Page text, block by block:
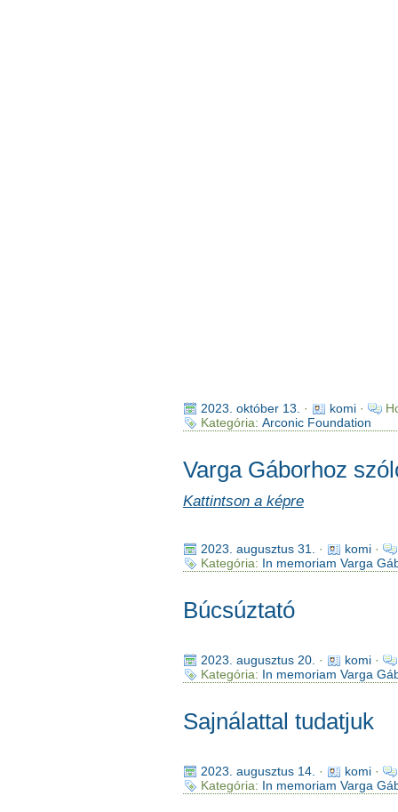
2023. október 13. · komi·
Kategória: Arconic Foundation
Varga Gáborhoz
Kattintson a képre
2023. augusztus 31. · komi·
Kategória: In memoriam Varga
Búcsúztató
2023. augusztus 20. · komi·
Kategória: In memoriam Varga
Sajnálattal tudatjuk
2023. augusztus 14. · komi·
Kategória: In memoriam Varga